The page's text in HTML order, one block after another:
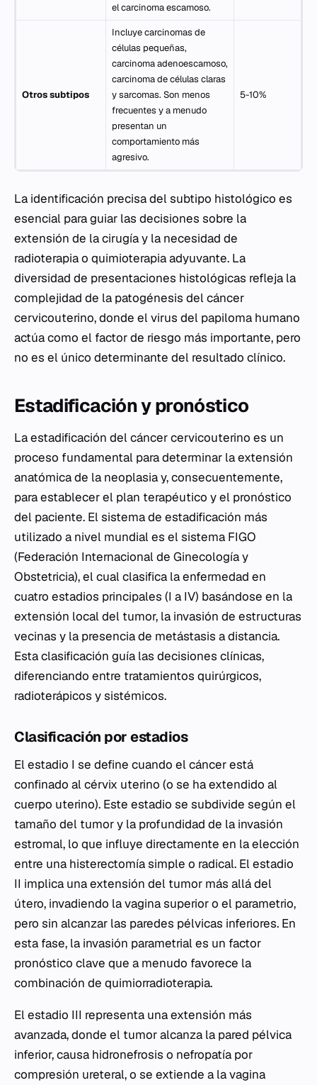
el carcinoma escamoso.
Otros subtipos
Incluye carcinomas de
células pequeñas,
carcinoma adenoescamoso,
carcinoma de células claras
y sarcomas. Son menos
frecuentes y a menudo
presentan un
comportamiento más
agresivo.
5-10%
La identificación precisa del subtipo histológico es
esencial para guiar las decisiones sobre la
extensión de la cirugía y la necesidad de
radioterapia o quimioterapia adyuvante. La
diversidad de presentaciones histológicas refleja la
complejidad de la patogénesis del cáncer
cervicouterino, donde el virus del papiloma humano
actúa como el factor de riesgo más importante, pero
no es el único determinante del resultado clínico.
Estadificación y pronóstico
La estadificación del cáncer cervicouterino es un
proceso fundamental para determinar la extensión
anatómica de la neoplasia y, consecuentemente,
para establecer el plan terapéutico y el pronóstico
del paciente. El sistema de estadificación más
utilizado a nivel mundial es el sistema FIGO
(Federación Internacional de Ginecología y
Obstetricia), el cual clasifica la enfermedad en
cuatro estadios principales (I a IV) basándose en la
extensión local del tumor, la invasión de estructuras
vecinas y la presencia de metástasis a distancia.
Esta clasificación guía las decisiones clínicas,
diferenciando entre tratamientos quirúrgicos,
radioterápicos y sistémicos.
Clasificación por estadios
El estadio I se define cuando el cáncer está
confinado al cérvix uterino (o se ha extendido al
cuerpo uterino). Este estadio se subdivide según el
tamaño del tumor y la profundidad de la invasión
estromal, lo que influye directamente en la elección
entre una histerectomía simple o radical. El estadio
II implica una extensión del tumor más allá del
útero, invadiendo la vagina superior o el parametrio,
pero sin alcanzar las paredes pélvicas inferiores. En
esta fase, la invasión parametrial es un factor
pronóstico clave que a menudo favorece la
combinación de quimiorradioterapia.
El estadio III representa una extensión más
avanzada, donde el tumor alcanza la pared pélvica
inferior, causa hidronefrosis o nefropatía por
compresión ureteral, o se extiende a la vagina